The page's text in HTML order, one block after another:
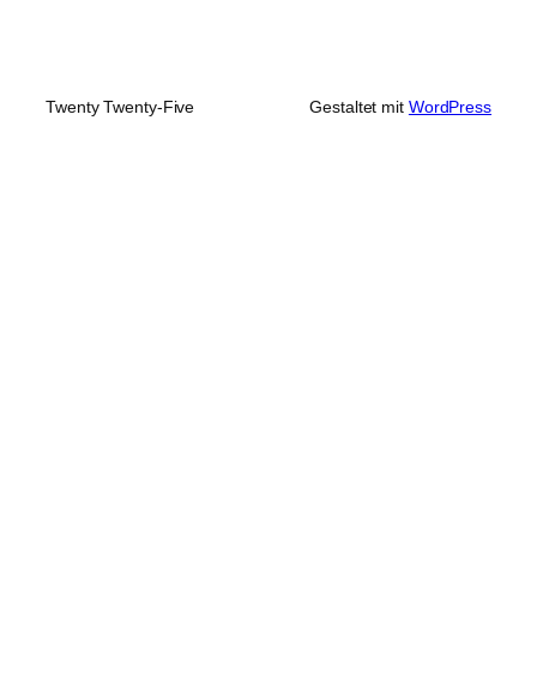
Twenty Twenty-Five Gestaltet mit WordPress